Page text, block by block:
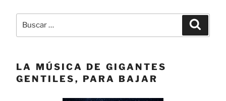
Buscar
LA MÚSICA DE GIGANTES
GENTILES, PARA BAJAR